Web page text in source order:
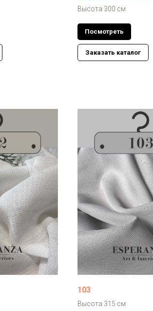
Высота 300 см
Посмотреть
Заказать каталог
103
Высота 315 см